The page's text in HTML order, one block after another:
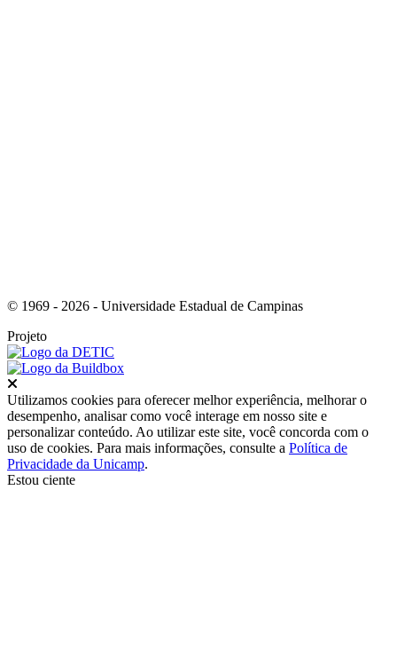
© 1969 - 2026 - Universidade Estadual de Campinas
Projeto
Utilizamos cookies para oferecer melhor experiência, melhorar o
desempenho, analisar como você interage em nosso site e
personalizar conteúdo. Ao utilizar este site, você concorda com o
uso de cookies. Para mais informações, consulte a Política de
Privacidade da Unicamp.
Estou ciente